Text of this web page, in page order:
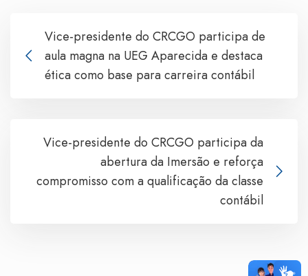
Vice-presidente do CRCGO participa de
aula magna na UEG Aparecida e destaca
ética como base para carreira contábil
Vice-presidente do CRCGO participa da
abertura da Imersão e reforça
compromisso com a qualificação da classe
contábil